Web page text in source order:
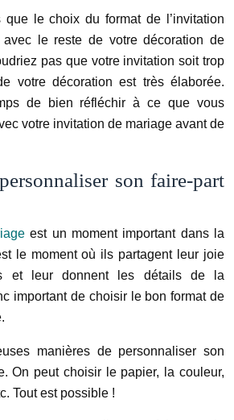
que le choix du format de l’invitation
le reste de votre décoration de
pas que votre invitation soit trop
votre décoration est très élaborée.
de bien réfléchir à ce que vous
votre invitation de mariage avant de
son faire-part
est un moment important dans la
le moment où ils partagent leur joie
et leur donnent les détails de la
important de choisir le bon format de
manières de personnaliser son
On peut choisir le papier, la couleur,
Tout est possible !